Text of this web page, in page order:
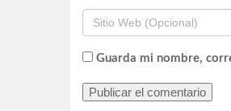
Guarda mi nombre,